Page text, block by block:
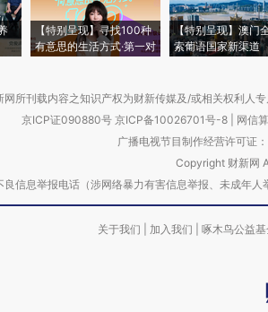
【特别呈现】寻找100种
有意思的生活方式·第一对
【特别呈现】澳门
索葡语国家新渠道
网所刊载内容之知识产权为财新传媒及/或相关权利人
京ICP证090880号 京ICP备10026701号-8 网信
广播电视节目制作经营许可证
Copyright 财新网
良信息举报电话（涉网络暴力有害信息举报、未成
关于我们 加入我们 啄木鸟公益